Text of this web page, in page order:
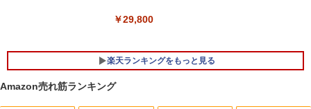
￥29,800
楽天ランキングをもっと見る
Amazon売れ筋ランキング